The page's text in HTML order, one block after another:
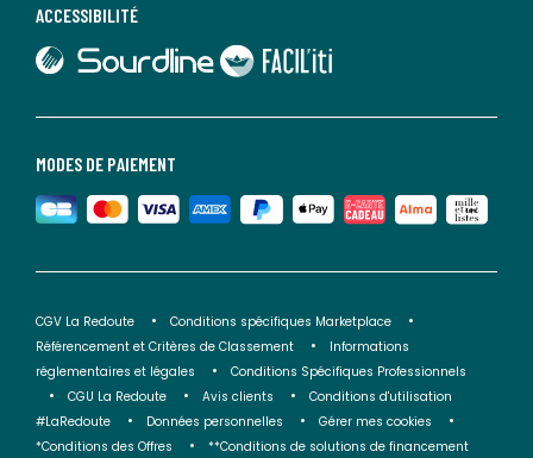
MODES DE PAIEMENT
ACCESSIBILITÉ
lien vers Sourdline
lien vers Faciliti
CGV La Redoute
Conditions spécifiques Marketplace
Référencement et Critères de Classement
Informations
réglementaires et légales
Conditions Spécifiques Professionnels
CGU La Redoute
Avis clients
Conditions d'utilisation
#LaRedoute
Données personnelles
Gérer mes cookies
*Conditions des Offres
**Conditions de solutions de financement